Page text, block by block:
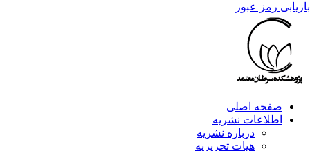
رمز عبور
صفحه اصلی
اطلاعات نشریه
درباره نشریه
هیات تحریریه